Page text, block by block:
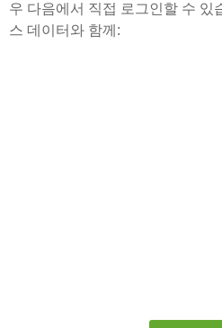
우 다음에서 직접 로그인할 수 있
스 데이터와 함께: